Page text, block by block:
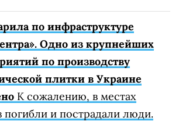
по инфраструктуре
Одно из крупнейших
по производству
плитки в Украине
К сожалению, в местах
погибли и пострадали люди.